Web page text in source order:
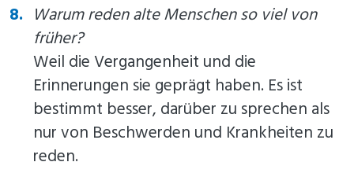
Warum reden alte Menschen so viel von
früher?
Weil die Vergangenheit und die
Erinnerungen sie geprägt haben. Es ist
bestimmt besser, darüber zu sprechen als
nur von Beschwerden und Krankheiten zu
reden.